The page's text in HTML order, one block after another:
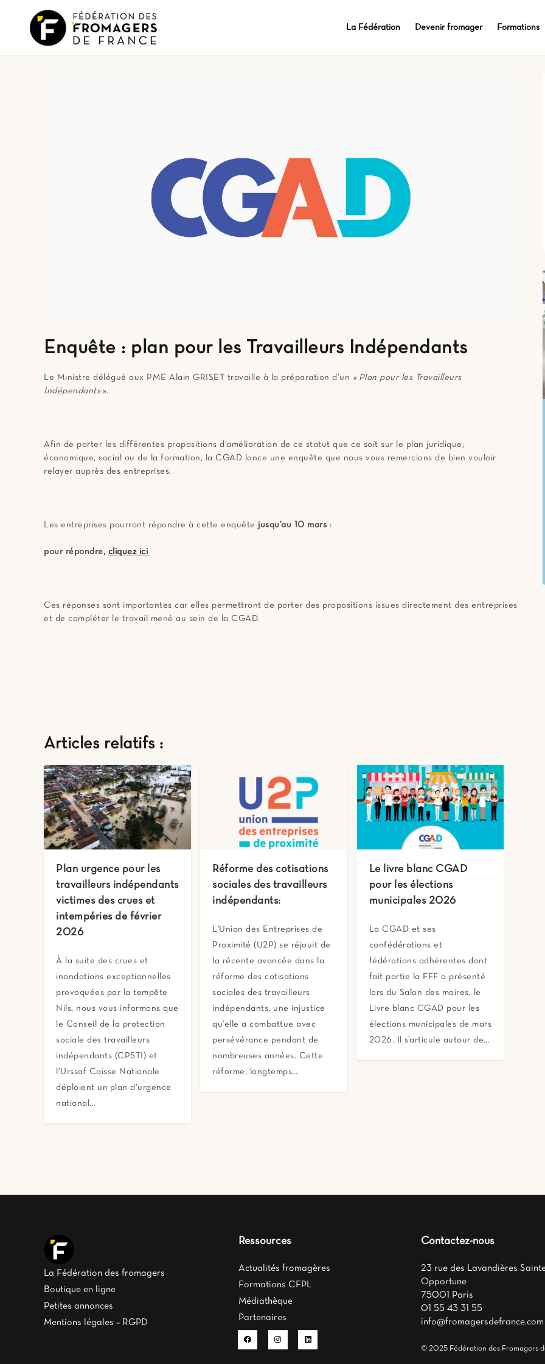
La Fédération Devenir fromager Formations
Enquête : plan pour les Travailleurs Indépendants
Le Ministre délégué aux PME Alain GRISET travaille à la préparation d’un « Plan pour les Travailleurs
Indépendants».
Afin de porter les différentes propositions d’amélioration de ce statut que ce soit sur le plan juridique,
économique, social ou de la formation, la CGAD lance une enquête que nous vous remercions de bien vouloir
relayer auprès des entreprises.
Les entreprises pourront répondre à cette enquête jusqu’au 10 mars :
pour répondre, cliquez ici
Ces réponses sont importantes car elles permettront de porter des propositions issues directement des entreprises
et de compléter le travail mené au sein de la CGAD.
Articles relatifs :
Plan urgence pour les
travailleurs indépendants
victimes des crues et
intempéries de février
2026
À la suite des crues et
inondations exceptionnelles
provoquées par la tempête
Nils, nous vous informons que
le Conseil de la protection
sociale des travailleurs
indépendants (CPSTI) et
l’Urssaf Caisse Nationale
déploient un plan d’urgence
national…
Réforme des cotisations
sociales des travailleurs
indépendants:
L'Union des Entreprises de
Proximité (U2P) se réjouit de
la récente avancée dans la
réforme des cotisations
sociales des travailleurs
indépendants, une injustice
qu'elle a combattue avec
persévérance pendant de
nombreuses années. Cette
réforme, longtemps…
Le livre blanc CGAD
pour les élections
municipales 2026
La CGAD et ses
confédérations et
fédérations adhérentes dont
fait partie la FFF a présenté
lors du Salon des maires, le
Livre blanc CGAD pour les
élections municipales de mars
2026. Il s’articule autour de…
La Fédération des fromagers
Boutique en ligne
Petites annonces
Mentions légales – RGPD
Ressources
Actualités fromagères
Formations CFPL
Médiathèque
Partenaires
Contactez-nous
23 rue des Lavandières
Opportune
75001 Paris
01 55 43 31 55
info@fromagersdefrance.com
© 2025 Fédération des Fromagers